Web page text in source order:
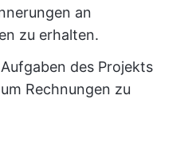
an
zu erhalten.
des Projekts
Rechnungen zu